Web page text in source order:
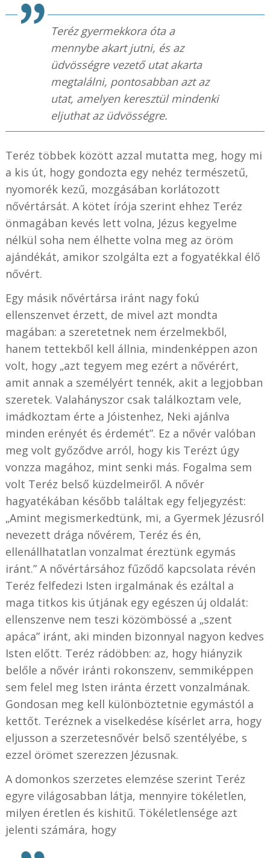
Teréz gyermekkora óta a
mennybe akart jutni, és az
üdvösségre vezető utat akarta
megtalálni, pontosabban azt az
utat, amelyen keresztül mindenki
eljuthat az üdvösségre.
Teréz többek között azzal mutatta meg, hogy mi
a kis út, hogy gondozta egy nehéz természetű,
nyomorék kezű, mozgásában korlátozott
nővértársát. A kötet írója szerint ehhez Teréz
önmagában kevés lett volna, Jézus kegyelme
nélkül soha nem élhette volna meg az öröm
ajándékát, amikor szolgálta ezt a fogyatékkal élő
nővért.
Egy másik nővértársa iránt nagy fokú
ellenszenvet érzett, de mivel azt mondta
magában: a szeretetnek nem érzelmekből,
hanem tettekből kell állnia, mindenképpen azon
volt, hogy „azt tegyem meg ezért a nővérért,
amit annak a személyért tennék, akit a legjobban
szeretek. Valahányszor csak találkoztam vele,
imádkoztam érte a Jóistenhez, Neki ajánlva
minden erényét és érdemét”. Ez a nővér valóban
meg volt győződve arról, hogy kis Terézt úgy
vonzza magához, mint senki más. Fogalma sem
volt Teréz belső küzdelmeiről. A nővér
hagyatékában később találtak egy feljegyzést:
„Amint megismerkedtünk, mi, a Gyermek Jézusról
nevezett drága nővérem, Teréz és én,
ellenállhatatlan vonzalmat éreztünk egymás
iránt.” A nővértársához fűződő kapcsolata révén
Teréz felfedezi Isten irgalmának és ezáltal a
maga titkos kis útjának egy egészen új oldalát:
ellenszenve nem teszi közömbössé a „szent
apáca” iránt, aki minden bizonnyal nagyon kedves
Isten előtt. Teréz rádöbben: az, hogy hiányzik
belőle a nővér iránti rokonszenv, semmiképpen
sem felel meg Isten iránta érzett vonzalmának.
Gondosan meg kell különböztetnie egymástól a
kettőt. Teréznek a viselkedése kísérlet arra, hogy
eljusson a szerzetesnővér belső szentélyébe, s
ezzel örömet szerezzen Jézusnak.
A domonkos szerzetes elemzése szerint Teréz
egyre világosabban látja, mennyire tökéletlen,
milyen éretlen és kishitű. Tökéletlensége azt
jelenti számára, hogy